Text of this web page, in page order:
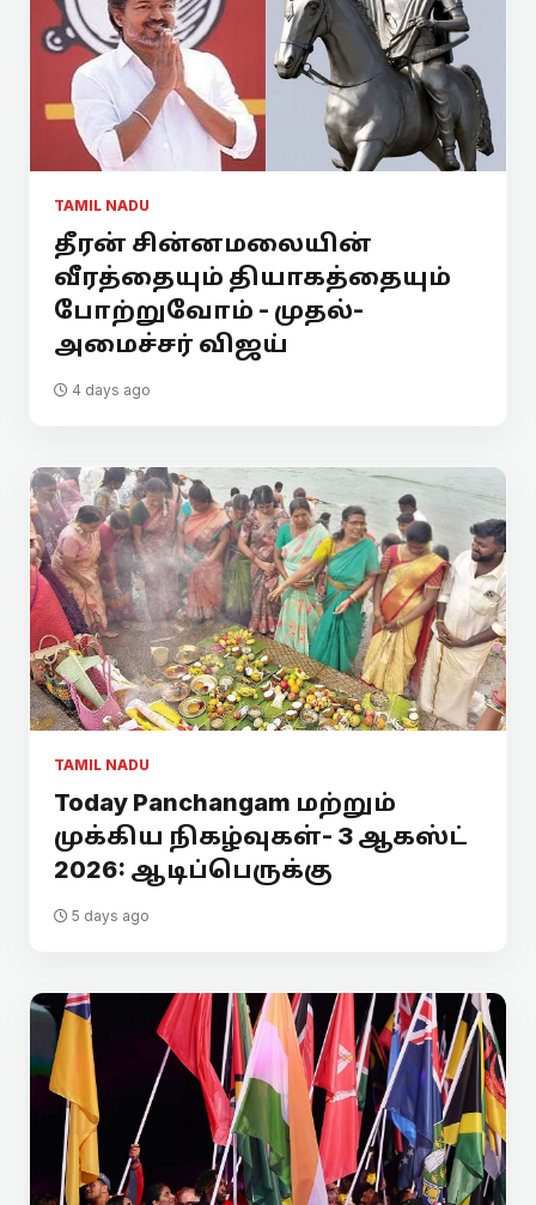
TAMIL NADU
தீரன் சின்னமலையின்
வீரத்தையும் தியாகத்தையும்
போற்றுவோம் - முதல்-
அமைச்சர் விஜய்
4 days ago
TAMIL NADU
Today Panchangam மற்றும்
முக்கிய நிகழ்வுகள்- 3 ஆகஸ்ட்
2026: ஆடிப்பெருக்கு
5 days ago